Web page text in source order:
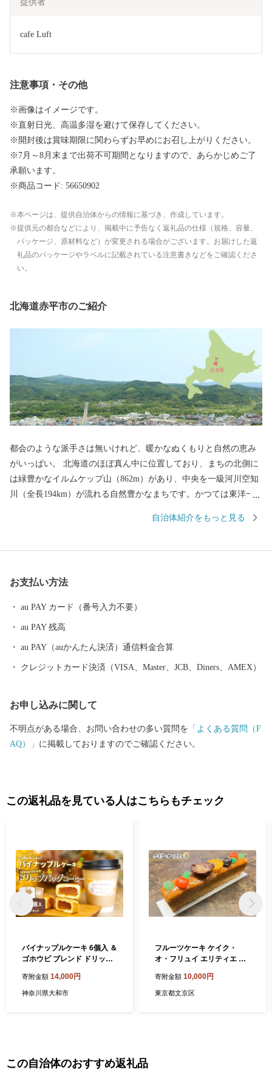
提供者
cafe Luft
注意事項・その他
※画像はイメージです。
※直射日光、高温多湿を避けて保存してください。
※開封後は賞味期限に関わらずお早めにお召し上がりください。
※7月～8月末まで出荷不可期間となりますので、あらかじめご了
承願います。
※商品コード: 56650902
本ページは、提供自治体からの情報に基づき、作成しています。
提供元の都合などにより、掲載中に予告なく返礼品の仕様（規格、容量、
パッケージ、原材料など）が変更される場合がございます。お届けした返
礼品のパッケージやラベルに記載されている注意書きなどをご確認くださ
い。
北海道赤平市のご紹介
都会のような派手さは無いけれど、暖かなぬくもりと自然の恵み
がいっぱい。 北海道のほぼ真ん中に位置しており、まちの北側に
は緑豊かなイルムケップ山（862m）があり、中央を一級河川空知
川（全長194km）が流れる自然豊かなまちです。かつては東洋一
ら「ものづくりのまち」として大きく政策転換しました。 市内で
感謝の気持ちを込めてお届けします。 赤平市より真心を込めて。
自治体紹介をもっと見る
お支払い方法
au PAY カード（番号入力不要）
au PAY 残高
au PAY（auかんたん決済）通信料金合算
クレジットカード決済（VISA、Master、JCB、Diners、AMEX）
お申し込みに関して
不明点がある場合、お問い合わせの多い質問を 「よくある質問（F
AQ）」 に掲載しておりますのでご確認ください。
この返礼品を見ている人はこちらもチェック
パイナップルケーキ 6個入 ＆
ゴホウビ ブレンド ドリップ
ト セット ／ ケーキ 焼き菓子
焼菓子 菓子 スイーツ 珈琲 ド
寄附金額 14,000円
神奈川県大和市
フルーツケーキ ケイク・
オ・フリュイ エリティエ ケ
つ お菓子 菓子 洋菓子 焼き菓
子 焼菓子 フルーツ スティッ
寄附金額 10,000円
東京都文京区
この自治体のおすすめ返礼品